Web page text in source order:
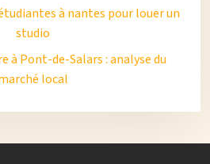
à nantes pour louer un
studio
à Pont-de-Salars : analyse du
local